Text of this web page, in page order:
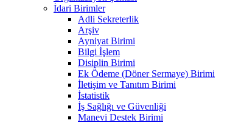
İdari Birimler
Adli Sekreterlik
Arşiv
Ayniyat Birimi
Bilgi İşlem
Disiplin Birimi
Ek Ödeme (Döner Sermaye) Birimi
İletişim ve Tanıtım Birimi
İstatistik
İş Sağlığı ve Güvenliği
Manevi Destek Birimi